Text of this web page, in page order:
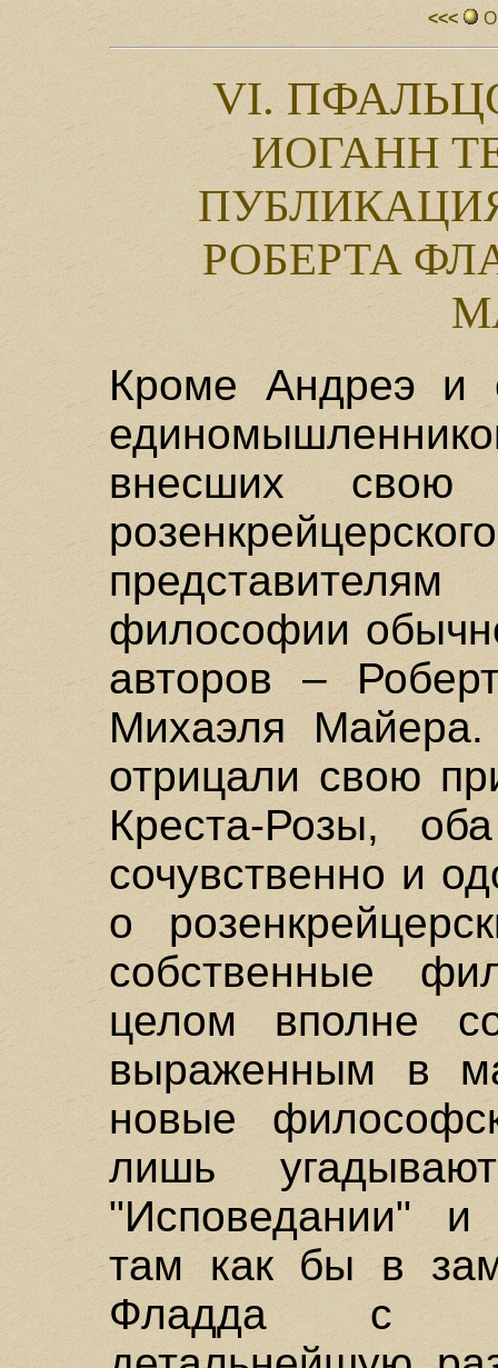
<<<
VI.
ИОГАНН
РОБЕРТА
Кроме Андреэ и
внесших
философии
авторов –
Михаэля
отрицали свою
Креста-Розы,
сочувственно и
о
собственные
целом вполне
выраженным в
новые
лишь
"Исповедании" и
там как бы в
Фладда с